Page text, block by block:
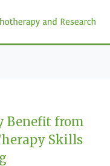
Benefit from
Skills